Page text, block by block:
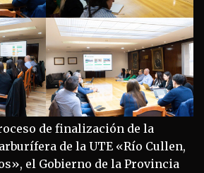
de finalización de la
de la UTE «Río Cullen,
el Gobierno de la Provincia